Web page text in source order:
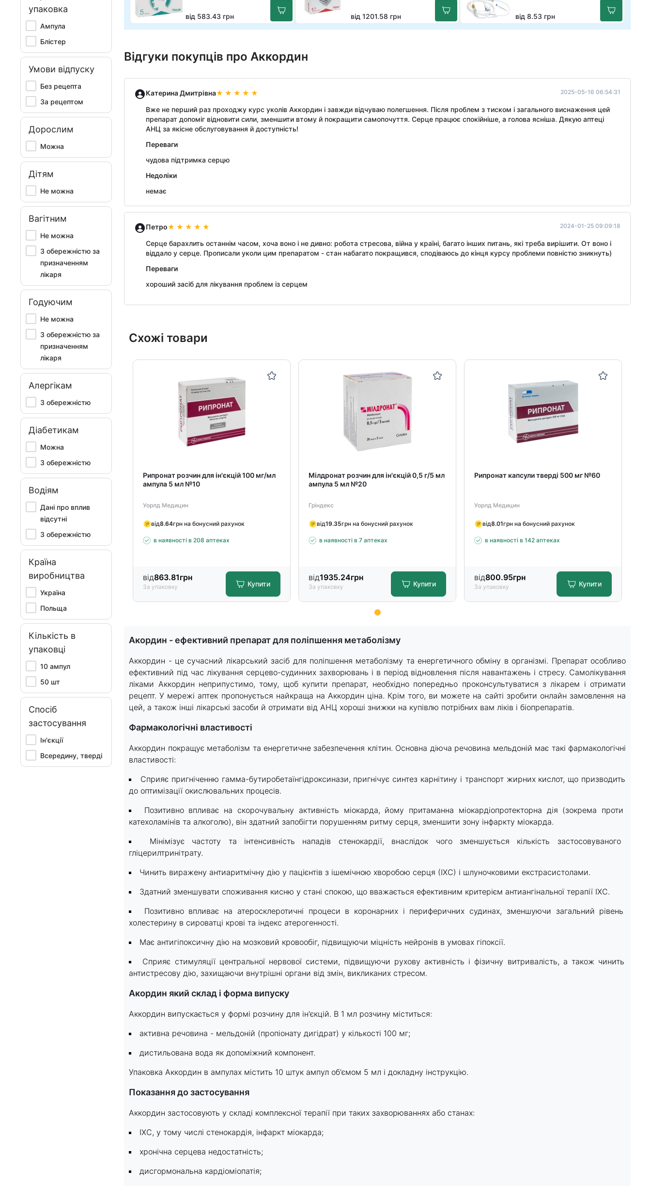
упаковка
Ампула
Блістер
Умови відпуску
Без рецепта
За рецептом
Дорослим
Можна
Дітям
Не можна
Вагітним
Не можна
З обережністю за
призначенням
лікаря
Годуючим
Не можна
З обережністю за
призначенням
лікаря
Алергікам
З обережністю
Діабетикам
Можна
З обережністю
Водіям
Дані про вплив
відсутні
З обережністю
Країна
виробництва
Україна
Польща
Кількість в
упаковці
10 ампул
50 шт
Спосіб
застосування
Ін'єкції
Всередину, тверді
від 583.43 грн від 1201.58 грн від 8.53 грн
Відгуки покупців про Аккордин
Катерина Дмитрівна 2025-05-16 06:54:31
Вже не перший раз проходжу курс уколів Аккордин і завжди відчуваю полегшення. Після проблем з тиском і загального виснаження цей
препарат допоміг відновити сили, зменшити втому й покращити самопочуття. Серце працює спокійніше, а голова ясніша. Дякую аптеці
АНЦ за якісне обслуговування й доступність!
Переваги
чудова підтримка серцю
Недоліки
немає
Петро 2024-01-25 09:09:18
Серце барахлить останнім часом, хоча воно і не дивно: робота стресова, війна у країні, багато інших питань, які треба вирішити. От воно і
віддало у серце. Прописали уколи цим препаратом - стан набагато покращився, сподіваюсь до кінця курсу проблеми повністю зникнуть)
Переваги
хороший засіб для лікування проблем із серцем
Схожі товари
Рипронат розчин для ін'єкцій 100 мг/мл
ампула 5 мл №10
Уорлд Медицин
від8.64грн на бонусний рахунок
в наявності в 208 аптеках
від863.81грн
За упаковку Купити
Мілдронат розчин для ін'єкцій 0,5 г/5 мл
ампула 5 мл №20
Гріндекс
від19.35грн на бонусний рахунок
в наявності в 7 аптеках
від1935.24грн
За упаковку Купити
Рипронат капсули тверді 500 мг №60
Уорлд Медицин
від8.01грн на бонусний рахунок
в наявності в 142 аптеках
від800.95грн
За упаковку Купити
ofАкордин - ефективний препарат для поліпшення метаболізму
Аккордин - це сучасний лікарський засіб для поліпшення метаболізму та енергетичного обміну в організмі. Препарат особливо
ефективний під час лікування серцево-судинних захворювань і в період відновлення після навантажень і стресу. Самолікування
ліками Аккордин неприпустимо, тому, щоб купити препарат, необхідно попередньо проконсультуватися з лікарем і отримати
рецепт. У мережі аптек пропонується найкраща на Аккордин ціна. Крім того, ви можете на сайті зробити онлайн замовлення на
цей, а також інші лікарські засоби й отримати від АНЦ хороші знижки на купівлю потрібних вам ліків і біопрепаратів.
Фармакологічні властивості
Аккордин покращує метаболізм та енергетичне забезпечення клітин. Основна діюча речовина мельдоній має такі фармакологічні
властивості:
Сприяє пригніченню гамма-бутиробетаїнгідроксинази, пригнічує синтез карнітину і транспорт жирних кислот, що призводить
до оптимізації окислювальних процесів.
Позитивно впливає на скорочувальну активність міокарда, йому притаманна міокардіопротекторна дія (зокрема проти
катехоламінів та алкоголю), він здатний запобігти порушенням ритму серця, зменшити зону інфаркту міокарда.
Мінімізує частоту та інтенсивність нападів стенокардії, внаслідок чого зменшується кількість застосовуваного
гліцерилтринітрату.
Чинить виражену антиаритмічну дію у пацієнтів з ішемічною хворобою серця (ІХС) і шлуночковими екстрасистолами.
Здатний зменшувати споживання кисню у стані спокою, що вважається ефективним критерієм антиангінальної терапії ІХС.
Позитивно впливає на атеросклеротичні процеси в коронарних і периферичних судинах, зменшуючи загальний рівень
холестерину в сироватці крові та індекс атерогенності.
Має антигіпоксичну дію на мозковий кровообіг, підвищуючи міцність нейронів в умовах гіпоксії.
Сприяє стимуляції центральної нервової системи, підвищуючи рухову активність і фізичну витривалість, а також чинить
антистресову дію, захищаючи внутрішні органи від змін, викликаних стресом.
Акордин який склад і форма випуску
Аккордин випускається у формі розчину для ін'єкцій. В 1 мл розчину міститься:
активна речовина - мельдоній (пропіонату дигідрат) у кількості 100 мг;
дистильована вода як допоміжний компонент.
Упаковка Аккордин в ампулах містить 10 штук ампул об'ємом 5 мл і докладну інструкцію.
Показання до застосування
Аккордин застосовують у складі комплексної терапії при таких захворюваннях або станах:
ІХС, у тому числі стенокардія, інфаркт міокарда;
хронічна серцева недостатність;
дисгормональна кардіоміопатія;